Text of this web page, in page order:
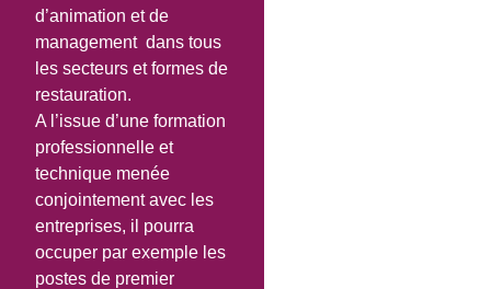
d’animation et de
management dans tous
les secteurs et formes de
restauration.
A l’issue d’une formation
professionnelle et
technique menée
conjointement avec les
entreprises, il pourra
occuper par exemple les
postes de premier